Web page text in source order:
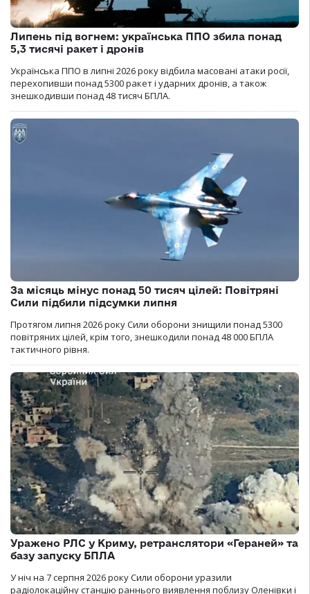
Липень під вогнем: українська ППО збила понад
5,3 тисячі ракет і дронів
Українська ППО в липні 2026 року відбила масовані атаки росії,
перехопивши понад 5300 ракет і ударних дронів, а також
знешкодивши понад 48 тисяч БПЛА.
За місяць мінус понад 50 тисяч цілей: Повітряні
Сили підбили підсумки липня
Протягом липня 2026 року Cили оборони знищили понад 5300
повітряних цілей, крім того, знешкодили понад 48 000 БПЛА
тактичного рівня.
Уражено РЛС у Криму, ретранслятори «Гераней» та
базу запуску БПЛА
У ніч на 7 серпня 2026 року Сили оборони уразили
радіолокаційну станцію раннього виявлення поблизу Оленівки і